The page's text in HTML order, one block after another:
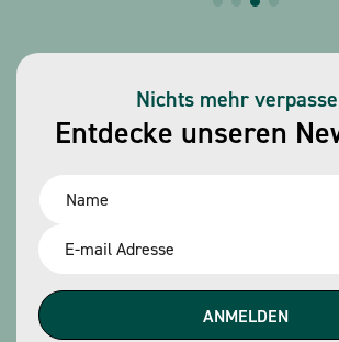
Entdecke unseren
Nichts mehr
Name
Email